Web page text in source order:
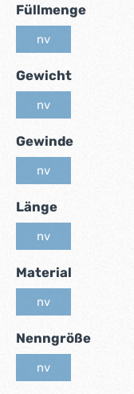
Füllmenge
nv
Gewicht
nv
Gewinde
nv
Längeauswählen
nv
Material
nv
Nenngröße
nv